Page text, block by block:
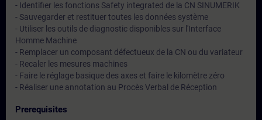
- Identifier les fonctions Safety integrated de la CN SINUMERIK
- Sauvegarder et restituer toutes les données système
- Utiliser les outils de diagnostic disponibles sur l'Interface
Homme Machine
- Remplacer un composant défectueux de la CN ou du variateur
- Recaler les mesures machines
- Faire le réglage basique des axes et faire le kilomètre zéro
- Réaliser une annotation au Procès Verbal de Réception
Prerequisites